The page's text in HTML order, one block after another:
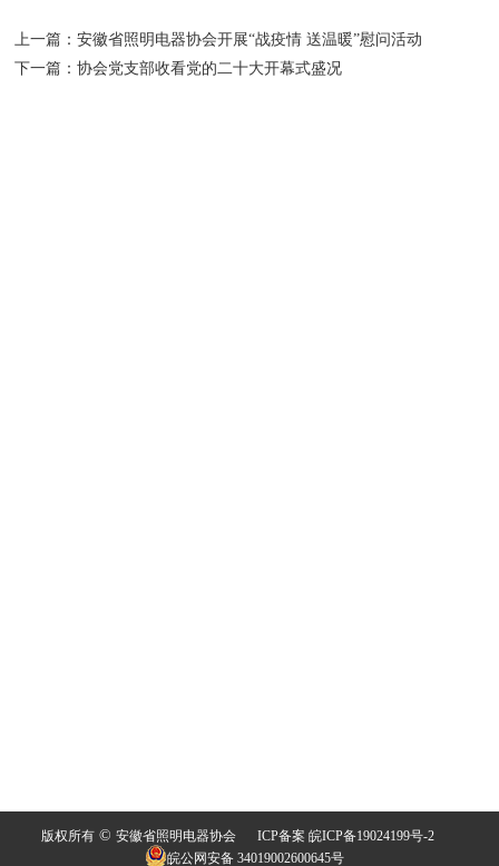
上一篇：安徽省照明电器协会开展“战疫情 送温暖”慰问活动
下一篇：协会党支部收看党的二十大开幕式盛况
版权所有 © 安徽省照明电器协会
ICP备案 皖ICP备19024199号-2
皖公网安备 34019002600645号